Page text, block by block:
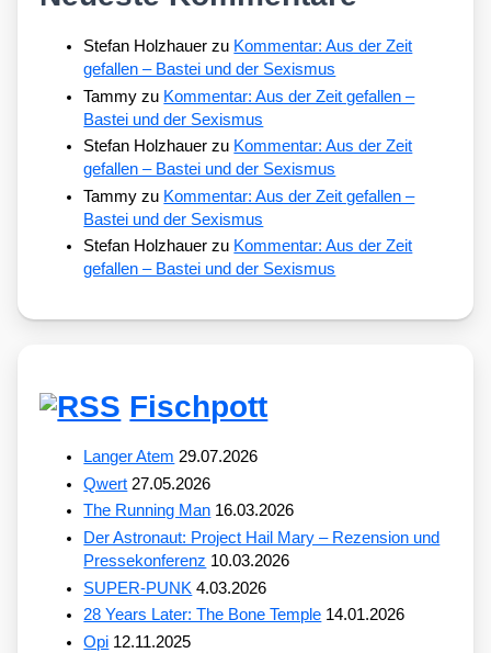
Stefan Holzhauer zu Kommentar: Aus der Zeit
gefallen – Bastei und der Sexismus
Tammy zu Kommentar: Aus der Zeit gefallen –
Bastei und der Sexismus
Stefan Holzhauer zu Kommentar: Aus der Zeit
gefallen – Bastei und der Sexismus
Tammy zu Kommentar: Aus der Zeit gefallen –
Bastei und der Sexismus
Stefan Holzhauer zu Kommentar: Aus der Zeit
gefallen – Bastei und der Sexismus
Fischpott
Langer Atem 29.07.2026
Qwert 27.05.2026
The Running Man 16.03.2026
Der Astronaut: Project Hail Mary – Rezension und
Pressekonferenz 10.03.2026
SUPER-PUNK 4.03.2026
28 Years Later: The Bone Temple 14.01.2026
Opi 12.11.2025